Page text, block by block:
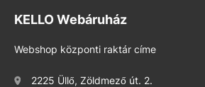
KELLO Webáruház
Webshop központi raktár címe
2225 Üllő, Zöldmező út. 2.